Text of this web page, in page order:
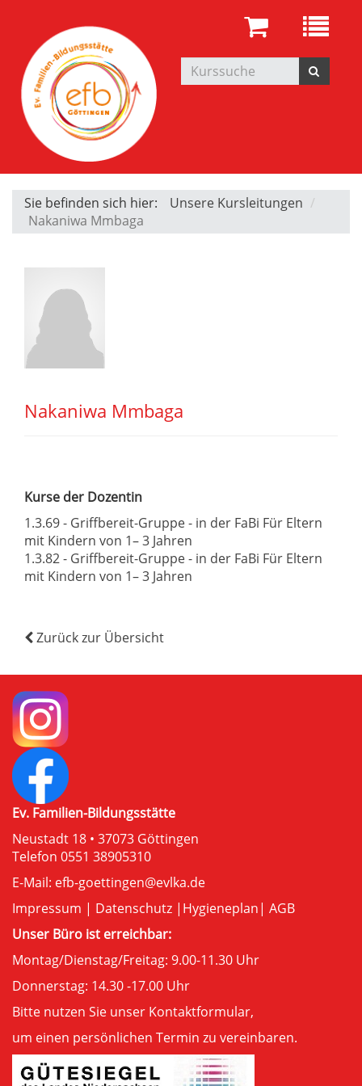
Sie befinden sich hier:
Unsere Kursleitungen
Nakaniwa Mmbaga
Nakaniwa Mmbaga
Kurse der Dozentin
1.3.69 - Griffbereit-Gruppe - in der FaBi Für Eltern
mit Kindern von 1– 3 Jahren
1.3.82 - Griffbereit-Gruppe - in der FaBi Für Eltern
mit Kindern von 1– 3 Jahren
Zurück zur Übersicht
Ev. Familien-Bildungsstätte
Neustadt 18 • 37073 Göttingen
Telefon 0551 38905310
E-Mail: efb-goettingen@evlka.de
Impressum | Datenschutz | Hygieneplan| AGB
Unser Büro ist erreichbar:
Montag/Dienstag/Freitag: 9.00-11.30 Uhr
Donnerstag: 14.30 -17.00 Uhr
Bitte nutzen Sie unser Kontaktformular,
um einen persönlichen Termin zu vereinbaren.